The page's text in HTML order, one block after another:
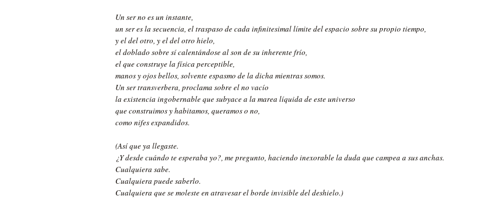
Un ser no es un instante,
un ser es la secuencia, el traspaso de cada infinitesimal límite del espacio sobre su propio tiempo,
y el del otro, y el del otro hielo,
el doblado sobre sí calentándose al son de su inherente frío,
el que construye la física perceptible,
manos y ojos bellos, solvente espasmo de la dicha mientras somos.
Un ser transverbera, proclama sobre el no vacío
la existencia ingobernable que subyace a la marea líquida de este universo
que construimos y habitamos, queramos o no,
como nifes expandidos.
(Así que ya llegaste.
¿Y desde cuándo te esperaba yo?, me pregunto, haciendo inexorable la duda que campea a sus anchas.
Cualquiera sabe.
Cualquiera puede saberlo.
Cualquiera que se moleste en atravesar el borde invisible del deshielo.)